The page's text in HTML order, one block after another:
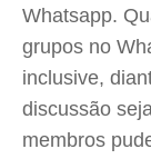
Whatsapp.
grupos no
inclusive,
discussão
membros